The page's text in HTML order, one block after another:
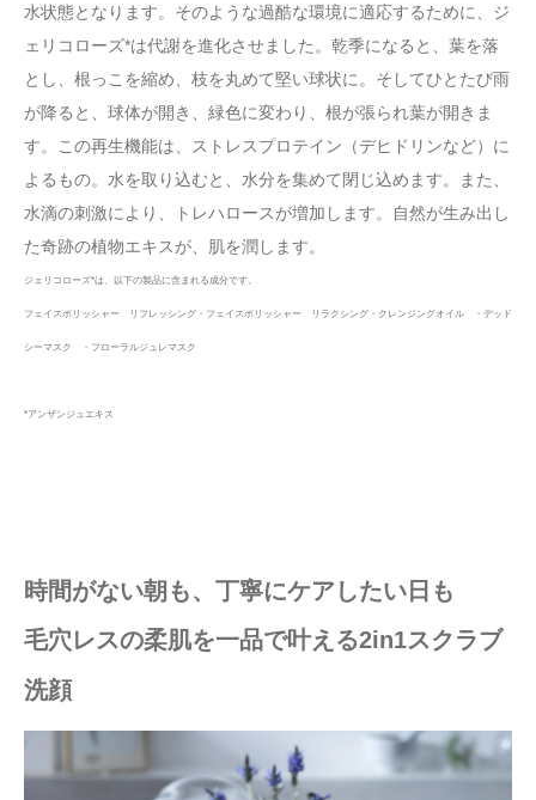
水状態となります。そのような過酷な環境に適応するために、ジ
ェリコローズ*は代謝を進化させました。乾季になると、葉を落
とし、根っこを縮め、枝を丸めて堅い球状に。そしてひとたび雨
が降ると、球体が開き、緑色に変わり、根が張られ葉が開きま
す。この再生機能は、ストレスプロテイン（デヒドリンなど）に
よるもの。水を取り込むと、水分を集めて閉じ込めます。また、
水滴の刺激により、トレハロースが増加します。自然が生み出し
た奇跡の植物エキスが、肌を潤します。
ジェリコローズ*は、以下の製品に含まれる成分です。
フェイスポリッシャー リフレッシング・フェイスポリッシャー リラクシング・クレンジングオイル ・デッド
シーマスク ・フローラルジュレマスク
*アンザンジュエキス
時間がない朝も、丁寧にケアしたい日も
毛穴レスの柔肌を一品で叶える2in1スクラブ
洗顔